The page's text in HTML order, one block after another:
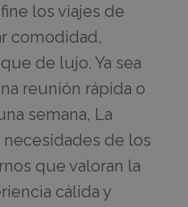
los viajes de
comodidad,
de lujo. Ya sea
reunión rápida o
semana, La
de los
que valoran la
cálida y